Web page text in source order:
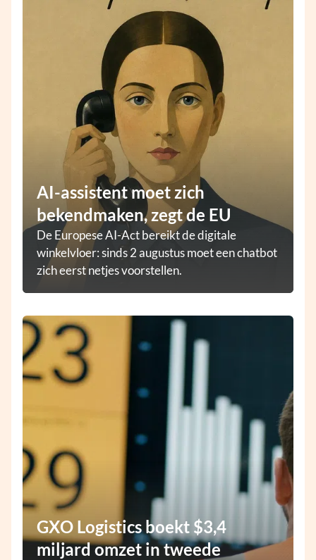
AI-assistent moet zich
bekendmaken, zegt de EU
De Europese AI-Act bereikt de digitale
winkelvloer: sinds 2 augustus moet een chatbot
zich eerst netjes voorstellen.
GXO Logistics boekt $3,4
miljard omzet in tweede